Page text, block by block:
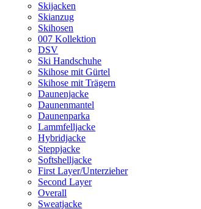
Skijacken
Skianzug
Skihosen
007 Kollektion
DSV
Ski Handschuhe
Skihose mit Gürtel
Skihose mit Trägern
Daunenjacke
Daunenmantel
Daunenparka
Lammfelljacke
Hybridjacke
Steppjacke
Softshelljacke
First Layer/Unterzieher
Second Layer
Overall
Sweatjacke